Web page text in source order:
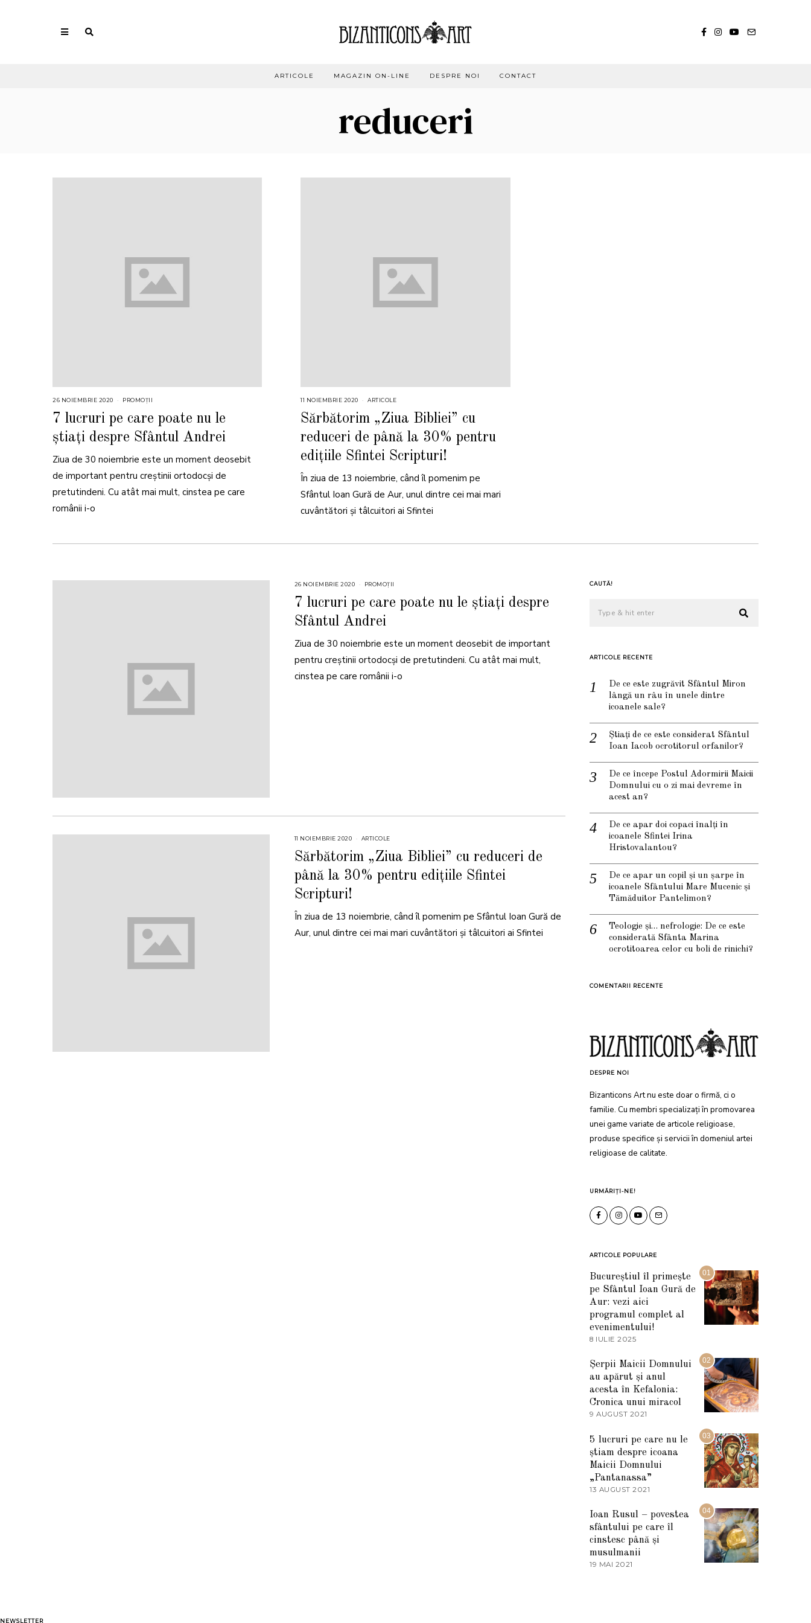
ARTICOLE MAGAZIN ON-LINE DESPRE NOI CONTACT
reduceri
26 NOIEMBRIE 2020 PROMOȚII
7 lucruri pe care poate nu le
știați despre Sfântul Andrei
Ziua de 30 noiembrie este un moment deosebit
de important pentru creștinii ortodocși de
pretutindeni. Cu atât mai mult, cinstea pe care
românii i-o
11 NOIEMBRIE 2020 ARTICOLE
Sărbătorim „Ziua Bibliei” cu
reduceri de până la 30% pentru
edițiile Sfintei Scripturi!
În ziua de 13 noiembrie, când îl pomenim pe
Sfântul Ioan Gură de Aur, unul dintre cei mai mari
cuvântători și tâlcuitori ai Sfintei
26 NOIEMBRIE 2020 PROMOȚII
7 lucruri pe care poate nu le știați despre
Sfântul Andrei
Ziua de 30 noiembrie este un moment deosebit de important
pentru creștinii ortodocși de pretutindeni. Cu atât mai mult,
cinstea pe care românii i-o
11 NOIEMBRIE 2020 ARTICOLE
Sărbătorim „Ziua Bibliei” cu reduceri de
până la 30% pentru edițiile Sfintei
Scripturi!
În ziua de 13 noiembrie, când îl pomenim pe Sfântul Ioan Gură de
Aur, unul dintre cei mai mari cuvântători și tâlcuitori ai Sfintei
CAUTĂ!
ARTICOLE RECENTE
De ce este zugrăvit Sfântul Miron
lângă un râu în unele dintre
icoanele sale?
Știați de ce este considerat Sfântul
Ioan Iacob ocrotitorul orfanilor?
De ce începe Postul Adormirii Maicii
Domnului cu o zi mai devreme în
acest an?
De ce apar doi copaci înalți în
icoanele Sfintei Irina
Hristovalantou?
De ce apar un copil și un șarpe în
icoanele Sfântului Mare Mucenic și
Tămăduitor Pantelimon?
Teologie și… nefrologie: De ce este
considerată Sfânta Marina
ocrotitoarea celor cu boli de rinichi?
COMENTARII RECENTE
DESPRE NOI
Bizanticons Art nu este doar o firmă, ci o
familie. Cu membri specializați în promovarea
unei game variate de articole religioase,
produse specifice și servicii în domeniul artei
religioase de calitate.
URMĂRIȚI-NE!
ARTICOLE POPULARE
01
Bucureștiul îl primește
pe Sfântul Ioan Gură de
Aur: vezi aici
programul complet al
evenimentului!
8 IULIE 2025
U
L
I
2
0
02
Șerpii Maicii Domnului
au apărut și anul
acesta în Kefalonia:
Cronica unui miracol
9 AUGUST 2021
A
R
T
I
2
2
2
03
5 lucruri pe care nu le
știam despre icoana
Maicii Domnului
„Pantanassa”
13 AUGUST 2021
U
G
U
S
04
Ioan Rusul – povestea
sfântului pe care îl
cinstesc până și
musulmanii
19 MAI 2021
NEWSLETTER